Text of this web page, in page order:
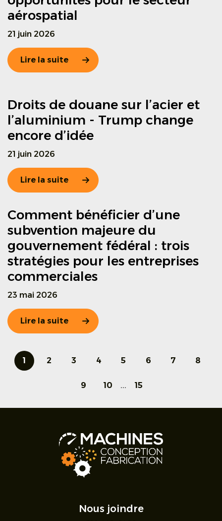
aérospatial
21 juin 2026
Lire la suite
Droits de douane sur l’acier et
l’aluminium - Trump change
encore d’idée
21 juin 2026
Lire la suite
Comment bénéficier d’une
subvention majeure du
gouvernement fédéral : trois
stratégies pour les entreprises
commerciales
23 mai 2026
Lire la suite
1 2 3 4 5 6 7 8
9 10 ... 15
Nous joindre